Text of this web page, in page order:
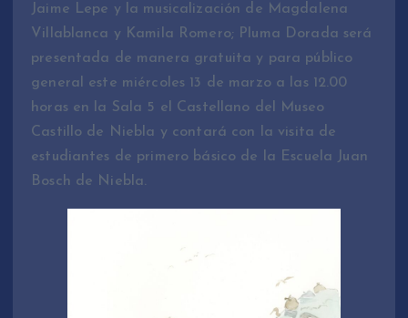
Jaime Lepe y la musicalización de Magdalena
Villablanca y Kamila Romero; Pluma Dorada será
presentada de manera gratuita y para público
general este miércoles 13 de marzo a las 12.00
horas en la Sala 5 el Castellano del Museo
Castillo de Niebla y contará con la visita de
estudiantes de primero básico de la Escuela Juan
Bosch de Niebla.